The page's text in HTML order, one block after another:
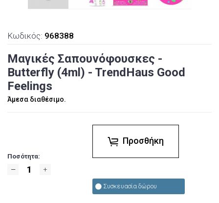
Κωδικός: 968388
Μαγικές Σαπουνόφουσκες -
Butterfly (4ml) - TrendHaus Good
Feelings
Άμεσα διαθέσιμο.
Ποσότητα:
Προσθήκη
Συσκευασία δώρου